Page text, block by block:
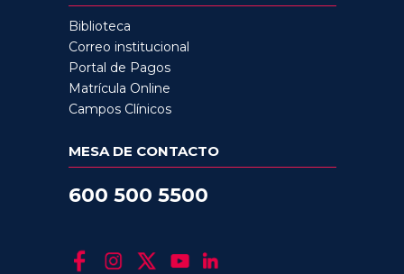
Biblioteca
Correo institucional
Portal de Pagos
Matrícula Online
Campos Clínicos
MESA DE CONTACTO
600 500 5500